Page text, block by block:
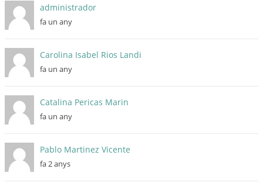
administrador
fa un any
Carolina Isabel Rios Landi
fa un any
Catalina Pericas Marin
fa un any
Pablo Martinez Vicente
fa 2 anys